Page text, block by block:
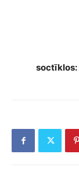
soctīklos: